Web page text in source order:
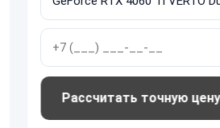
Рассчитать точную